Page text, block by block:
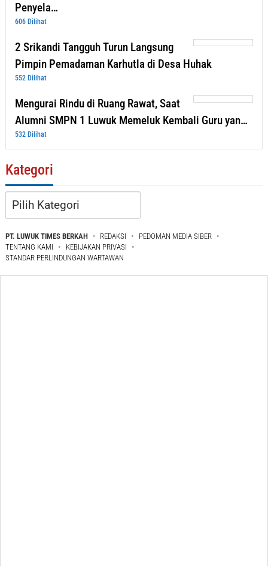
Penyela…
606 Dilihat
2 Srikandi Tangguh Turun Langsung
Pimpin Pemadaman Karhutla di Desa Huhak
552 Dilihat
Mengurai Rindu di Ruang Rawat, Saat
Alumni SMPN 1 Luwuk Memeluk Kembali Guru yan…
532 Dilihat
Kategori
Kategori
PT. LUWUK TIMES BERKAH REDAKSI
PEDOMAN MEDIA SIBER
TENTANG KAMI
KEBIJAKAN PRIVASI
STANDAR PERLINDUNGAN WARTAWAN